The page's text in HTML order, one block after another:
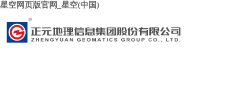
星空网页版官网_星空(中国)